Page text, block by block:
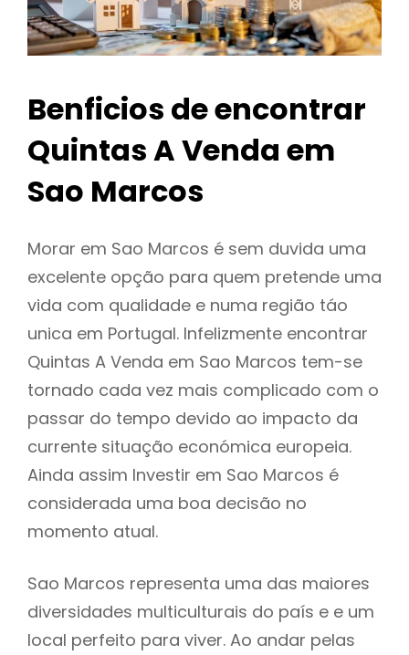
Benficios de encontrar
Quintas A Venda em
Sao Marcos
Morar em Sao Marcos é sem duvida uma
excelente opção para quem pretende uma
vida com qualidade e numa região táo
unica em Portugal. Infelizmente encontrar
Quintas A Venda em Sao Marcos tem-se
tornado cada vez mais complicado com o
passar do tempo devido ao impacto da
currente situação económica europeia.
Ainda assim Investir em Sao Marcos é
considerada uma boa decisão no
momento atual.
Sao Marcos representa uma das maiores
diversidades multiculturais do país e e um
local perfeito para viver. Ao andar pelas